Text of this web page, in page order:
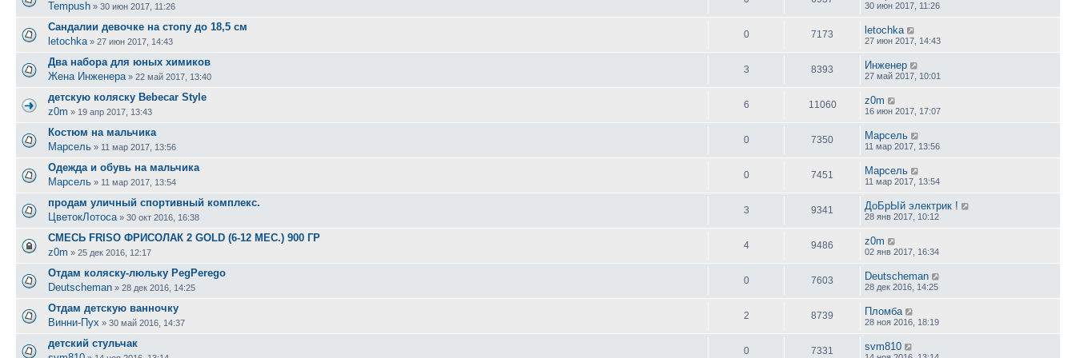
Tempush » 30 июн 2017, 11:26 30 июн 2017, 11:26
Сандалии девочке на стопу до 18,5 см
letochka » 27 июн 2017, 14:43
0 7173 letochka
27 июн 2017, 14:43
Два набора для юных химиков
Жена Инженера » 22 май 2017, 13:40
3 8393 Инженер
27 май 2017, 10:01
детскую коляску Bebecar Style
z0m » 19 апр 2017, 13:43
6 11060 z0m
16 июн 2017, 17:07
Костюм на мальчика
Марсель » 11 мар 2017, 13:56
0 7350 Марсель
11 мар 2017, 13:56
Одежда и обувь на мальчика
Марсель » 11 мар 2017, 13:54
0 7451 Марсель
11 мар 2017, 13:54
продам уличный спортивный комплекс.
ЦветокЛотоса » 30 окт 2016, 16:38
3 9341 ДоБрЫй электрик !
28 янв 2017, 10:12
СМЕСЬ FRISO ФРИСОЛАК 2 GOLD (6-12 МЕС.) 900 ГР
z0m » 25 дек 2016, 12:17
4 9486 z0m
02 янв 2017, 16:34
Отдам коляску-люльку PegPerego
Deutscheman » 28 дек 2016, 14:25
0 7603 Deutscheman
28 дек 2016, 14:25
Отдам детскую ванночку
Винни-Пух » 30 май 2016, 14:37
2 8739 Пломба
28 ноя 2016, 18:19
детский стульчак
0 7331 svm810